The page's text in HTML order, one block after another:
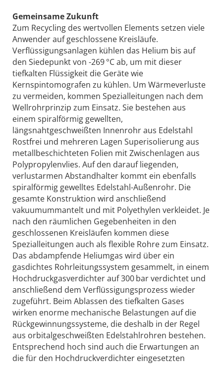
Gemeinsame Zukunft
Zum Recycling des wertvollen Elements setzen viele
Anwender auf geschlossene Kreisläufe.
Verflüssigungsanlagen kühlen das Helium bis auf
den Siedepunkt von -269 °C ab, um mit dieser
tiefkalten Flüssigkeit die Geräte wie
Kernspintomografen zu kühlen. Um Wärmeverluste
zu vermeiden, kommen Spezialleitungen nach dem
Wellrohrprinzip zum Einsatz. Sie bestehen aus
einem spiralförmig gewellten,
längsnahtgeschweißten Innenrohr aus Edelstahl
Rostfrei und mehreren Lagen Superisolierung aus
metallbeschichteten Folien mit Zwischenlagen aus
Polypropylenvlies. Auf den darauf liegenden,
verlustarmen Abstandhalter kommt ein ebenfalls
spiralförmig gewelltes Edelstahl-Außenrohr. Die
gesamte Kon­struktion wird anschließend
vakuumummantelt und mit Polyethylen verkleidet. Je
nach den räumlichen Gegebenheiten in den
geschlossenen Kreisläufen kommen diese
Spezialleitungen auch als flexible Rohre zum Einsatz.
Das abdampfende Heliumgas wird über ein
gasdichtes Rohrleitungssystem gesammelt, in einem
Hochdruckgasverdichter auf 300 bar verdichtet und
anschließend dem Verflüssigungsprozess wieder
zugeführt. Beim Ablassen des tiefkalten Gases
wirken enorme mechanische Belastungen auf die
Rückgewinnungssysteme, die deshalb in der Regel
aus orbitalgeschweißten Edelstahlrohren bestehen.
Entsprechend hoch sind auch die Erwartungen an
die für den Hochdruckverdichter eingesetzten